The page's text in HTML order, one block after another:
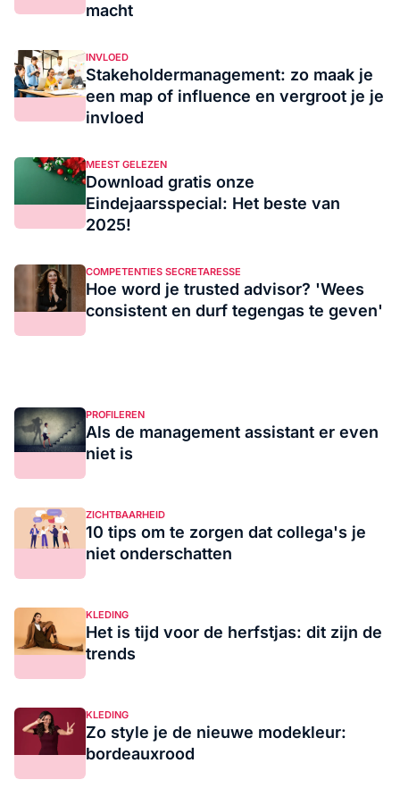
macht
INVLOED
Stakeholdermanagement: zo maak je
een map of influence en vergroot je je
invloed
MEEST GELEZEN
Download gratis onze
Eindejaarsspecial: Het beste van
2025!
COMPETENTIES SECRETARESSE
Hoe word je trusted advisor? 'Wees
consistent en durf tegengas te geven'
PROFILEREN
Als de management assistant er even
niet is
ZICHTBAARHEID
10 tips om te zorgen dat collega's je
niet onderschatten
KLEDING
Het is tijd voor de herfstjas: dit zijn de
trends
KLEDING
Zo style je de nieuwe modekleur:
bordeauxrood